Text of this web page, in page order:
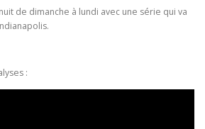
de dimanche à lundi avec une série qui va
: